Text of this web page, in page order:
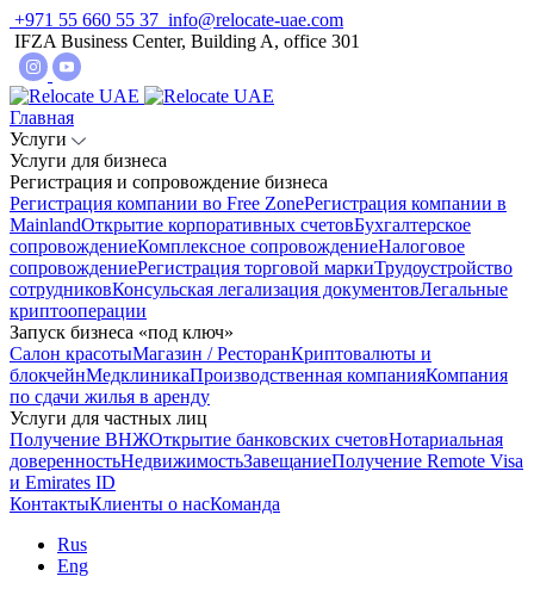
+971 55 660 55 37 info@relocate-uae.com
IFZA Business Center, Building A, office 301
Главная
Услуги
Услуги для бизнеса
Регистрация и сопровождение бизнеса
Регистрация компании во Free ZoneРегистрация компании в
MainlandОткрытие корпоративных счетовБухгалтерское
сопровождениеКомплексное сопровождениеНалоговое
сопровождениеРегистрация торговой маркиТрудоустройство
сотрудниковКонсульская легализация документовЛегальные
криптооперации
Запуск бизнеса «под ключ»
Салон красотыМагазин / РесторанКриптовалюты и
блокчейнМедклиникаПроизводственная компанияКомпания
по сдачи жилья в аренду
Услуги для частных лиц
Получение ВНЖОткрытие банковских счетовНотариальная
доверенностьНедвижимостьЗавещаниеПолучение Remote Visa
и Emirates ID
КонтактыКлиенты о насКоманда
Rus
Eng